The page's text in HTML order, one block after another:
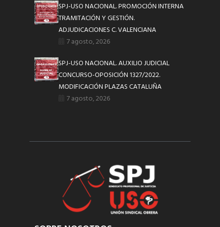
SPJ-USO NACIONAL. PROMOCIÓN INTERNA
TRAMITACIÓN Y GESTIÓN.
ADJUDICACIONES C. VALENCIANA
7 agosto, 2026
SPJ-USO NACIONAL. AUXILIO JUDICIAL
CONCURSO-OPOSICIÓN 1327/2022.
MODIFICACIÓN PLAZAS CATALUÑA
7 agosto, 2026